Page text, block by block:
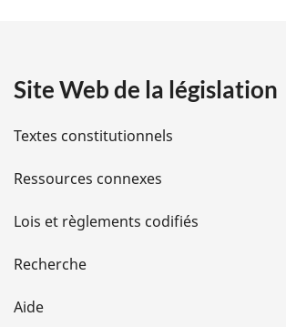
i
l
s
d
e
l
Site Web de la législation
Textes constitutionnels
Ressources connexes
Lois et règlements codifiés
Recherche
Aide